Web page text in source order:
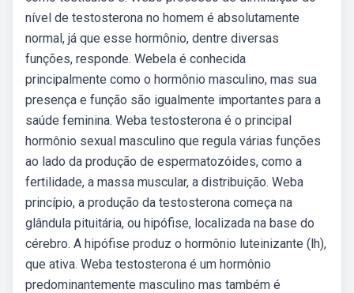
nível de testosterona no homem é absolutamente
normal, já que esse hormônio, dentre diversas
funções, responde. Webela é conhecida
principalmente como o hormônio masculino, mas sua
presença e função são igualmente importantes para a
saúde feminina. Weba testosterona é o principal
hormônio sexual masculino que regula várias funções
ao lado da produção de espermatozóides, como a
fertilidade, a massa muscular, a distribuição. Weba
princípio, a produção da testosterona começa na
glândula pituitária, ou hipófise, localizada na base do
cérebro. A hipófise produz o hormônio luteinizante (lh),
que ativa. Weba testosterona é um hormônio
predominantemente masculino mas também é